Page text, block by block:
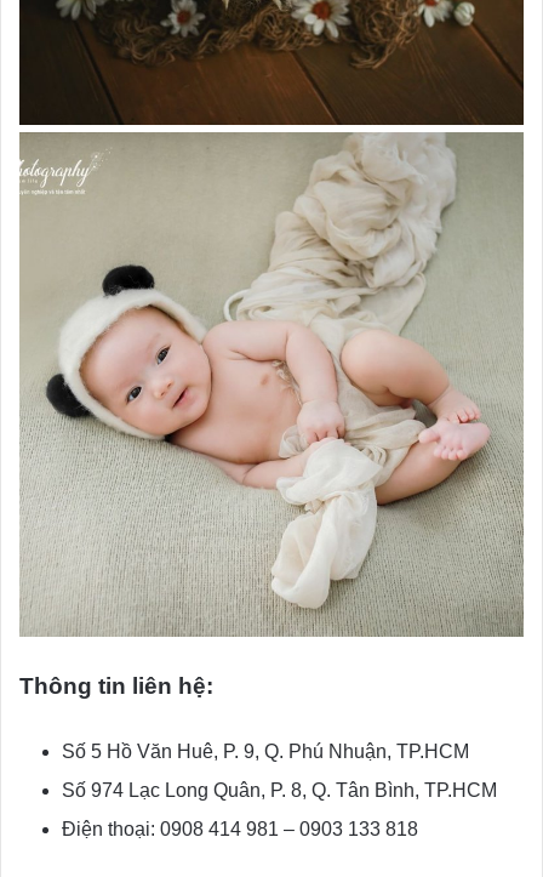
Thông tin liên hệ:
Số 5 Hồ Văn Huê, P. 9, Q. Phú Nhuận, TP.HCM
Số 974 Lạc Long Quân, P. 8, Q. Tân Bình, TP.HCM
Điện thoại: 0908 414 981 – 0903 133 818